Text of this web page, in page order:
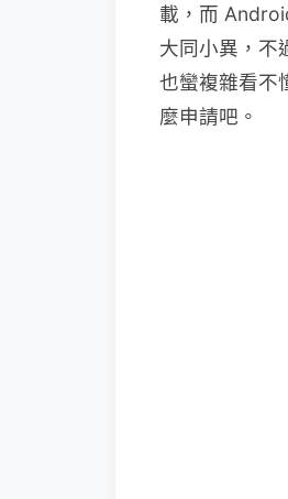
載，而
大同小異，不
也蠻複雜看不
麼申請吧。